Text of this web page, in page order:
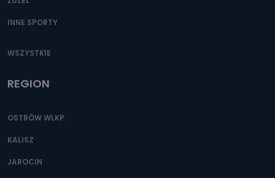
danych osobowych są pracownicy i współpracownicy
biznesowej działalności.
danych osobowych?
e-mailowo pod adresem: poczta@tvproart.pl
INNE SPORTY
WSZYSTKIE
REGION
OSTRÓW WLKP.
KALISZ
JAROCIN